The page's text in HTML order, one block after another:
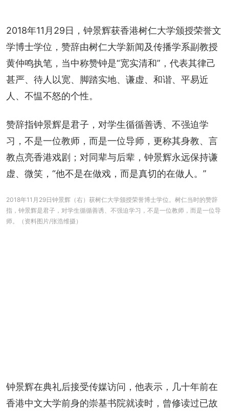
2018年11月29日，钟景辉获香港树仁大学颁授荣誉文
学博士学位，赞辞由树仁大学新闻及传播学系副教授
黄仲鸣执笔，当中称赞钟是“宽实清和”，代表其律己
甚严、待人以宽、脚踏实地、谦虚、和谐、平易近
人、不愠不怒的个性。
赞辞指钟景辉是君子，对学生循循善诱、不强迫学
习，不是一位教师，而是一位导师，更称其身教、言
教点亮香港戏剧；对同辈与后辈，钟景辉永远保持谦
虚、微笑，“他不是在做戏，而是真切的在做人。”
2018年11月29日钟景辉（右）获树仁大学颁授荣誉博士学位。树仁当时的赞辞
指，钟景辉是君子，对学生循循善诱、不强迫学习，不是一位教师，而是一位导
师。（资料图片/张浩维摄）
钟景辉在典礼后接受传媒访问，他表示，几十年前在
香港中文大学前身的崇基书院就读时，曾修读过已故